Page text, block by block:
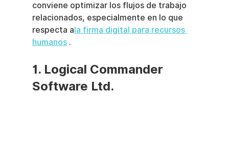
conviene optimizar los flujos de trabajo
relacionados, especialmente en lo que
respecta ala firma digital para recursos
humanos .
1. Logical Commander
Software Ltd.